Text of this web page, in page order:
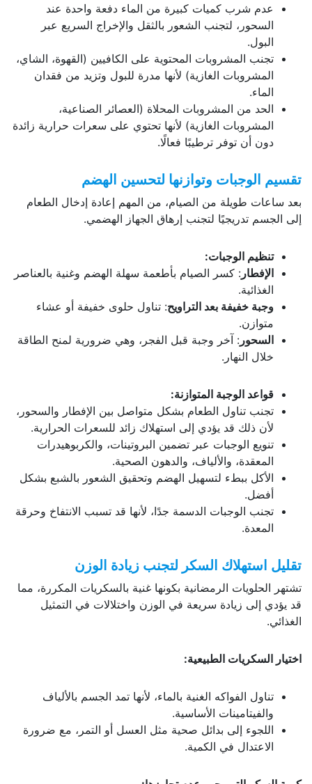
عدم شرب كميات كبيرة من الماء دفعة واحدة عند
السحور، لتجنب الشعور بالثقل والإخراج السريع عبر
البول.
تجنب المشروبات المحتوية على الكافيين (القهوة، الشاي،
المشروبات الغازية) لأنها مدرة للبول وتزيد من فقدان
الماء.
الحد من المشروبات المحلاة (العصائر الصناعية،
المشروبات الغازية) لأنها تحتوي على سعرات حرارية زائدة
دون أن توفر ترطيبًا فعالًا.
تقسيم الوجبات وتوازنها لتحسين الهضم
بعد ساعات طويلة من الصيام، من المهم إعادة إدخال الطعام
إلى الجسم تدريجيًا لتجنب إرهاق الجهاز الهضمي.
تنظيم الوجبات:
الإفطار : كسر الصيام بأطعمة سهلة الهضم وغنية بالعناصر
الغذائية.
وجبة خفيفة بعد التراويح: تناول حلوى خفيفة أو عشاء
متوازن.
السحور : آخر وجبة قبل الفجر، وهي ضرورية لمنح الطاقة
خلال النهار.
قواعد الوجبة المتوازنة:
تجنب تناول الطعام بشكل متواصل بين الإفطار والسحور،
لأن ذلك قد يؤدي إلى استهلاك زائد للسعرات الحرارية.
تنويع الوجبات عبر تضمين البروتينات، والكربوهيدرات
المعقدة، والألياف، والدهون الصحية.
الأكل ببطء لتسهيل الهضم وتحقيق الشعور بالشبع بشكل
أفضل.
تجنب الوجبات الدسمة جدًا، لأنها قد تسبب الانتفاخ وحرقة
المعدة.
تقليل استهلاك السكر لتجنب زيادة الوزن
تشتهر الحلويات الرمضانية بكونها غنية بالسكريات المكررة، مما
قد يؤدي إلى زيادة سريعة في الوزن واختلالات في التمثيل
الغذائي.
اختيار السكريات الطبيعية:
تناول الفواكه الغنية بالماء، لأنها تمد الجسم بالألياف
والفيتامينات الأساسية.
اللجوء إلى بدائل صحية مثل العسل أو التمر، مع ضرورة
الاعتدال في الكمية.